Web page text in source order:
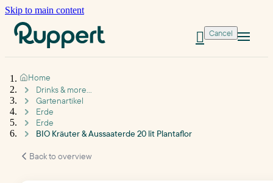
Skip to main content
 Cancel
Home
Drinks & more...
Gartenartikel
Erde
Erde
BIO Kräuter & Aussaaterde 20 lit Plantaflor
Back to overview